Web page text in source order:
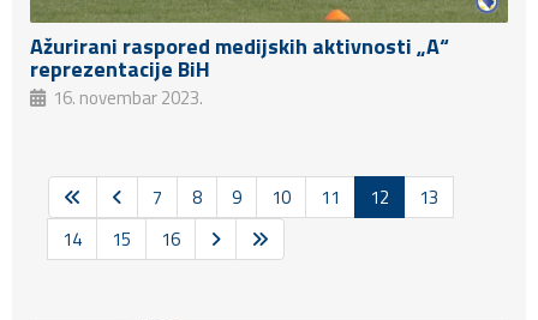
Ažurirani raspored medijskih aktivnosti „A“
reprezentacije BiH
16. novembar 2023.
7 8 9 10 11 12
13
14
15 16